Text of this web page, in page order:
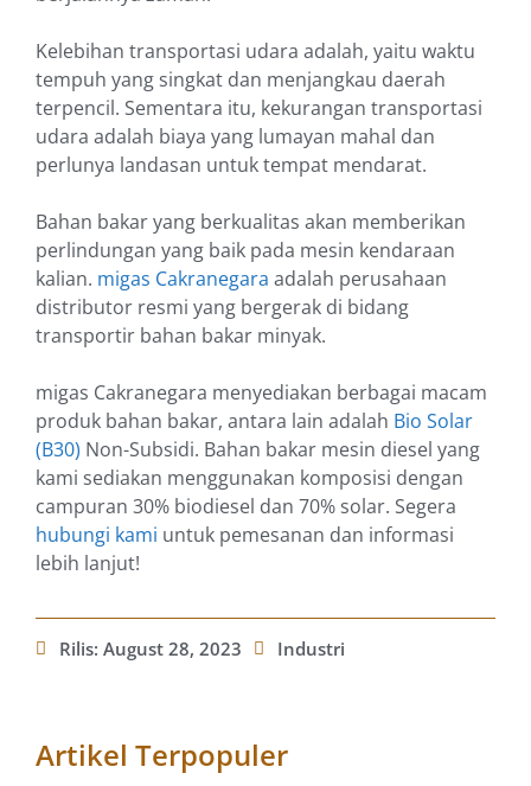
Kelebihan transportasi udara adalah, yaitu waktu
tempuh yang singkat dan menjangkau daerah
terpencil. Sementara itu, kekurangan transportasi
udara adalah biaya yang lumayan mahal dan
perlunya landasan untuk tempat mendarat.
Bahan bakar yang berkualitas akan memberikan
perlindungan yang baik pada mesin kendaraan
kalian. migas Cakranegara adalah perusahaan
distributor resmi yang bergerak di bidang
transportir bahan bakar minyak.
migas Cakranegara menyediakan berbagai macam
produk bahan bakar, antara lain adalah Bio Solar
(B30) Non-Subsidi. Bahan bakar mesin diesel yang
kami sediakan menggunakan komposisi dengan
campuran 30% biodiesel dan 70% solar. Segera
hubungi kami untuk pemesanan dan informasi
lebih lanjut!
Rilis: August 28, 2023 Industri
Artikel Terpopuler